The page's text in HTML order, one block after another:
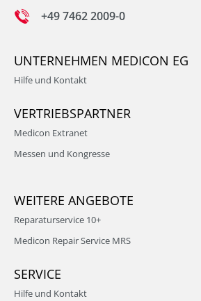
+49 7462 2009-0
UNTERNEHMEN MEDICON EG
Hilfe und Kontakt
VERTRIEBSPARTNER
Medicon Extranet
Messen und Kongresse
WEITERE ANGEBOTE
Reparaturservice 10+
Medicon Repair Service MRS
SERVICE
Hilfe und Kontakt